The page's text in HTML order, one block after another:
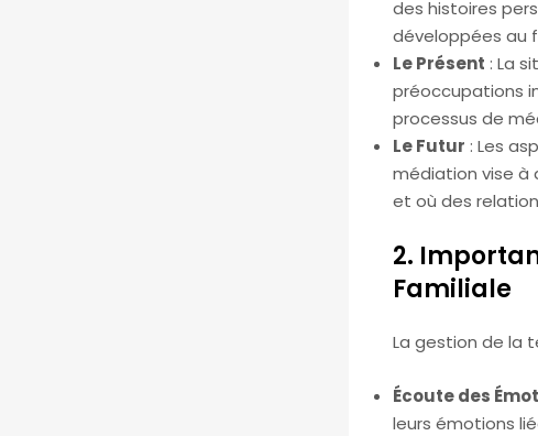
des histoires
développées au
Le Présent : La
préoccupations
processus de
Le Futur : Les
médiation vise à
et où des
2.
Familiale
La gestion de la
Écoute des
leurs émotions